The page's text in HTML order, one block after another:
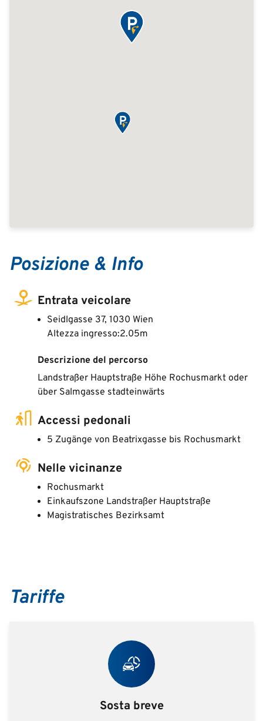
Posizione & Info
Entrata veicolare
Seidlgasse 37, 1030 Wien
Altezza ingresso:2.05m
Descrizione del percorso
Landstraßer Hauptstraße Höhe Rochusmarkt oder
über Salmgasse stadteinwärts
Accessi pedonali
5 Zugänge von Beatrixgasse bis Rochusmarkt
Nelle vicinanze
Rochusmarkt
Einkaufszone Landstraßer Hauptstraße
Magistratisches Bezirksamt
Tariffe
Sosta breve